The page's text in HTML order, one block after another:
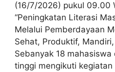
(16/7/2026) pukul 09.00
“Peningkatan Literasi
Melalui Pemberdayaan
Sehat, Produktif,
Sebanyak 18
tinggi mengikuti